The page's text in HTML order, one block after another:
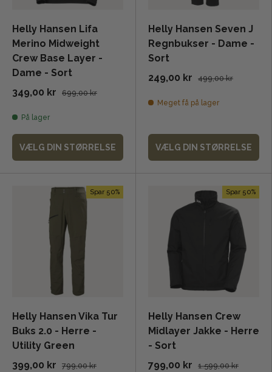
Helly Hansen Lifa
Merino Midweight
Crew Base Layer -
Dame - Sort
349,00 kr
699,00 kr
På lager
VÆLG DIN STØRRELSE
Helly Hansen Seven J
Regnbukser - Dame -
Sort
249,00 kr
499,00 kr
Meget få på lager
VÆLG DIN STØRRELSE
Spar 50%
Helly Hansen Vika Tur
Buks 2.0 - Herre -
Utility Green
399,00 kr
799,00 kr
Spar 50%
Helly Hansen Crew
Midlayer Jakke - Herre
- Sort
799,00 kr
1.599,00 kr